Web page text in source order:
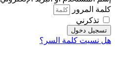
كلمة المرور
تذكرني
تسجيل دخول
هل نسيت كلمة السر؟